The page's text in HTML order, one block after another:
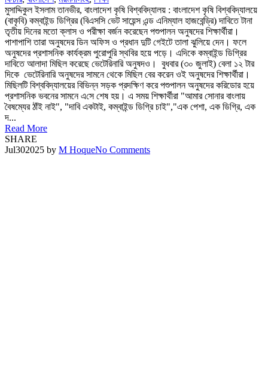
মুসাদ্দিকুল ইসলাম তানভীর, বাংলাদেশ কৃষি বিশ্ববিদ্যালয় : বাংলাদেশ কৃষি বিশ্ববিদ্যালয়ে
(বাকৃবি) কম্বাইন্ড ডিগ্রির (বিএসসি ভেট সায়েন্স এন্ড এনিম্যাল হাজবেন্ড্রি) দাবিতে টানা
তৃতীয় দিনের মতো ক্লাস ও পরীক্ষা বর্জন করেছেন পশুপালন অনুষদের শিক্ষার্থীরা।
পাশাপাশি তারা অনুষদের ডিন অফিস ও প্রধান দুটি গেইটে তালা ঝুলিয়ে দেন। ফলে
অনুষদের প্রশাসনিক কার্যক্রম পুরোপুরি স্থবির হয়ে পড়ে। এদিকে কম্বাইন্ড ডিগ্রির
দাবিতে আলাদা মিছিল করেছে ভেটেরিনারি অনুষদও। বুধবার (৩০ জুলাই) বেলা ১২ টার
দিকে ভেটেরিনারি অনুষদের সামনে থেকে মিছিল বের করেন ওই অনুষদের শিক্ষার্থীরা।
মিছিলটি বিশ্ববিদ্যালয়ের বিভিন্ন সড়ক প্রদক্ষিণ করে পশুপালন অনুষদের করিডোর হয়ে
প্রশাসনিক ভবনের সামনে এ‌সে শেষ হয়। এ সময় শিক্ষার্থীরা "আমার সোনার বাংলায়
বৈষম্যের ঠাঁই নাই", "দাবি একটাই, কম্বাইন্ড ডিগ্রি চাই","এক পেশা, এক ডিগ্রি, এক
দ...
Read More
SHARE
Jul302025 by M HoqueNo Comments